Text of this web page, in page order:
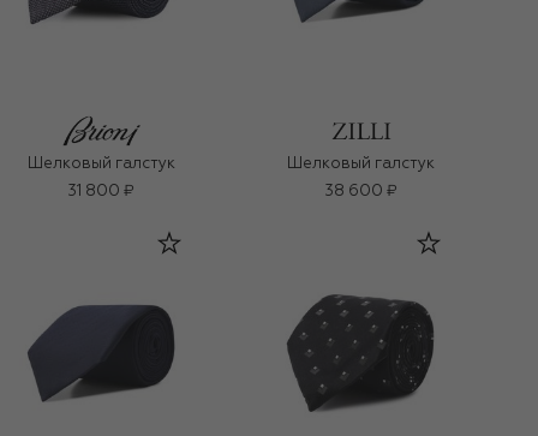
Шелковый галстук
31 800 ₽
Шелковый галстук
38 600 ₽